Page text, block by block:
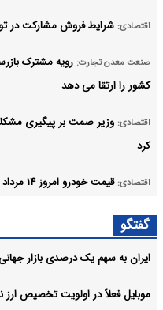
اقتصادی: شرایط فروش مشارکت در
صنعت معدن تجارت: رویه مشترک
کشور را ارتقا می‌ دهد
اقتصادی: وزیر صمت بر پیگیری
کرد
اقتصادی: قیمت خودرو امروز ۱۴ مرداد ۱۴۰۵ در بازار مشخص شد
اقتصادی: ۶ وزیر کابینه پاکستان در سفارت ایران در اسلام آباد حضور یافتند گفتگو
ایران به سهم یک‌ درصدی بازار
موبایل فعلاً در اولویت تخصیص